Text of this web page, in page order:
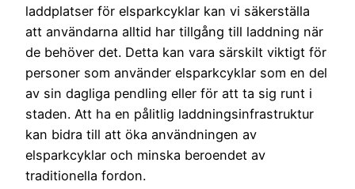
laddplatser för elsparkcyklar kan vi säkerställa
att användarna alltid har tillgång till laddning när
de behöver det. Detta kan vara särskilt viktigt för
personer som använder elsparkcyklar som en del
av sin dagliga pendling eller för att ta sig runt i
staden. Att ha en pålitlig laddningsinfrastruktur
kan bidra till att öka användningen av
elsparkcyklar och minska beroendet av
traditionella fordon.